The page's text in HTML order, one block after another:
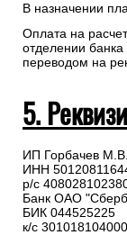
В назначении
Оплата на
отделении банка
переводом на
5.
ИП Горбачев М.В.
ИНН
р/с
Банк ОАО
БИК 044525225
к/с